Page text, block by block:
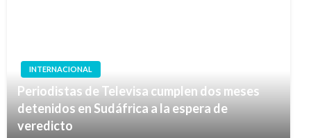
INTERNACIONAL
Periodistas de Televisa cumplen dos meses
detenidos en Sudáfrica a la espera de
veredicto